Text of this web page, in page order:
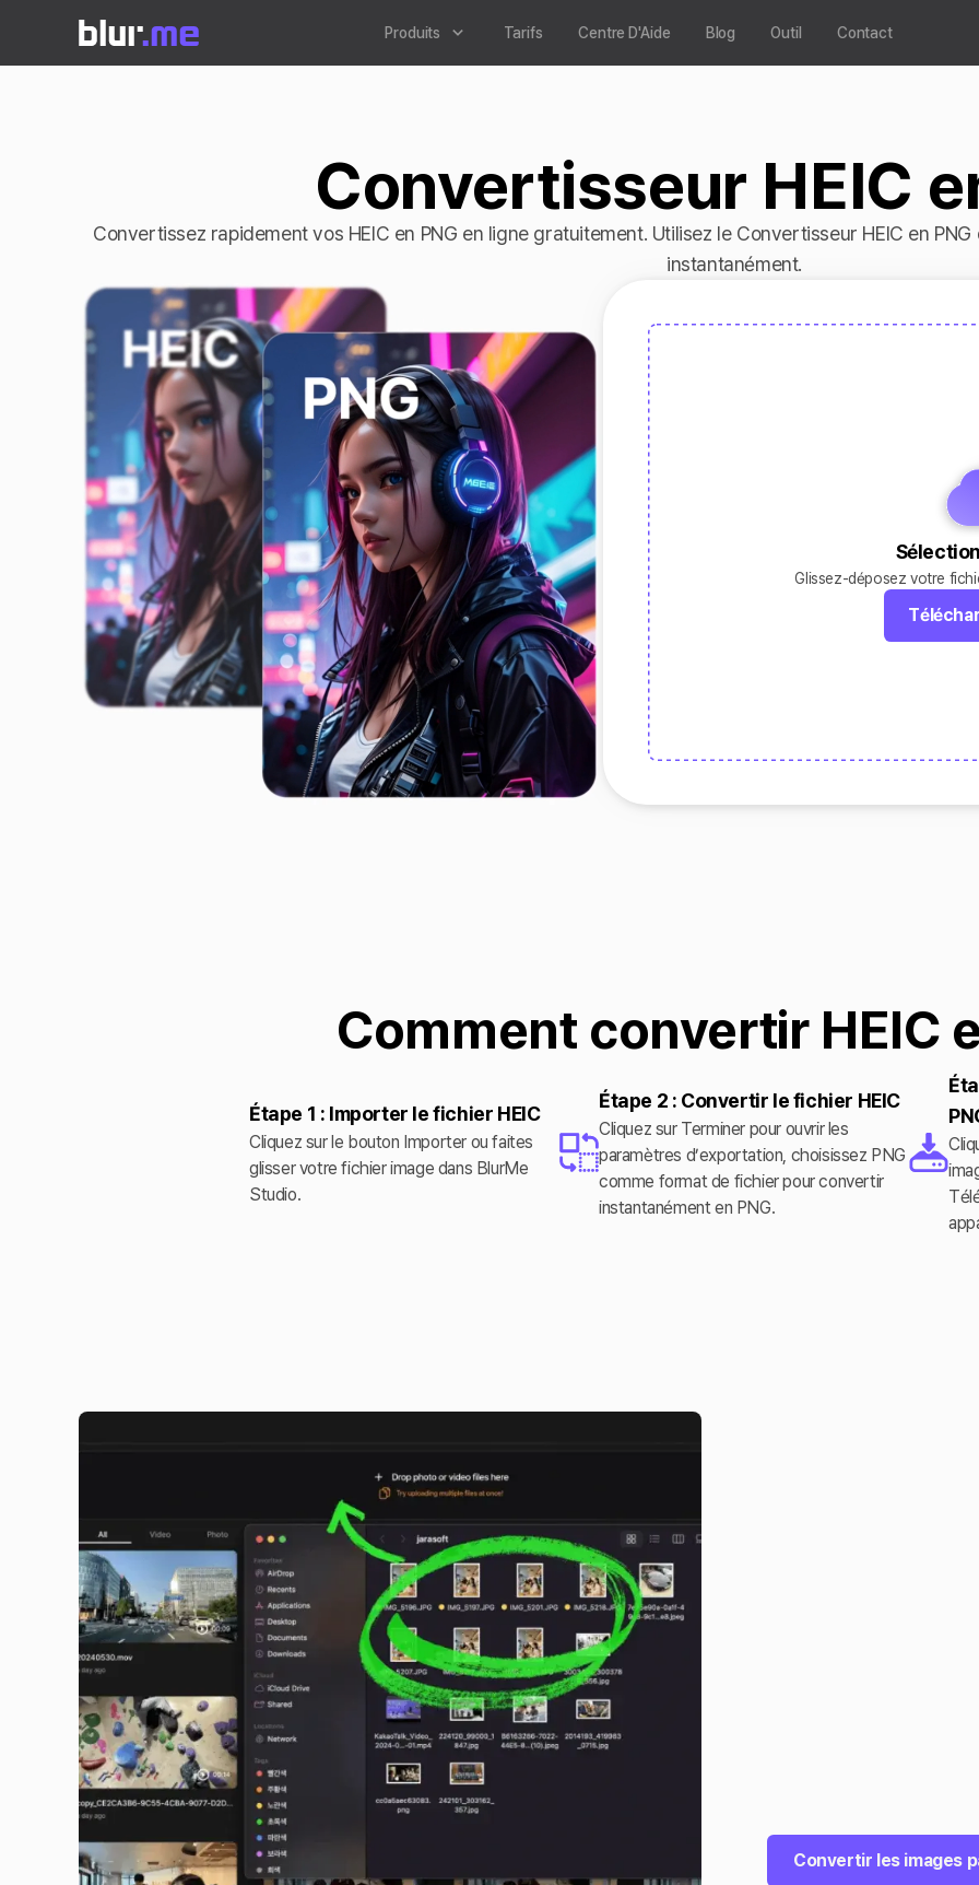
Produits Tarifs Centre D'Aide Blog Outil Contact
Convertisseur HEIC
Convertissez rapidement vos HEIC en PNG en ligne gratuitement. Utilisez le Convertisseur HEIC en
instantanément.
Glissez-déposez votre
Comment convertir HEIC
Étape 1 : Importer le fichier HEIC
Cliquez sur le bouton Importer ou faites
glisser votre fichier image dans BlurMe
Studio.
Étape 2 : Convertir le fichier HEIC
Cliquez sur Terminer pour ouvrir les
paramètres d’exportation, choisissez PNG
comme format de fichier pour convertir
instantanément en PNG.
Convertir les images